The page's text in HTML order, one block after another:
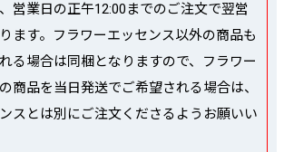
営業日の正午12:00までのご注文で翌営
ます。フラワーエッセンス以外の商品も
る場合は同梱となりますので、フラワー
商品を当日発送でご希望される場合は、
スとは別にご注文くださるようお願いい